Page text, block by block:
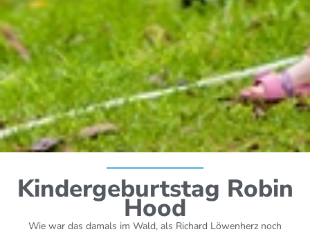
Kindergeburtstag Robin
Hood
Wie war das damals im Wald, als Richard Löwenherz noch